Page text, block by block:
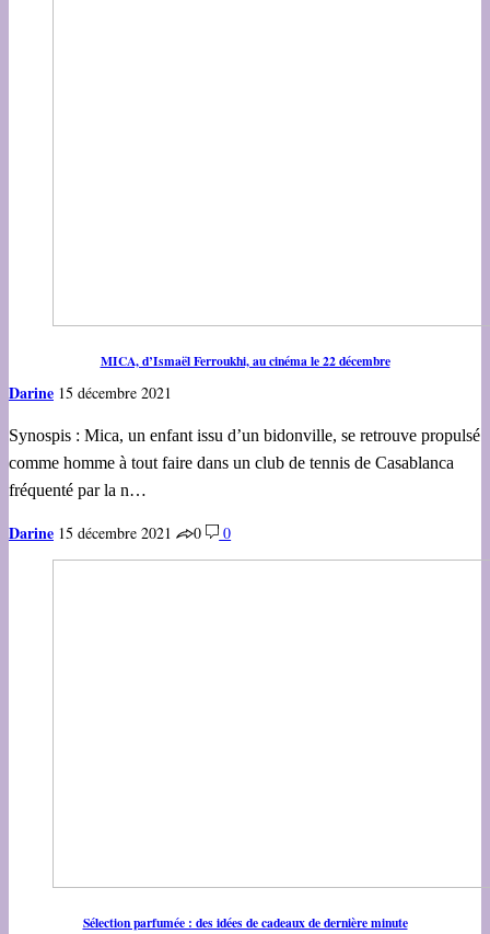
MICA, d’Ismaël Ferroukhi, au cinéma le 22 décembre
Darine 15 décembre 2021
Synospis : Mica, un enfant issu d’un bidonville, se retrouve propulsé
comme homme à tout faire dans un club de tennis de Casablanca
fréquenté par la n…
Darine 15 décembre 2021 0 0
Sélection parfumée : des idées de cadeaux de dernière minute